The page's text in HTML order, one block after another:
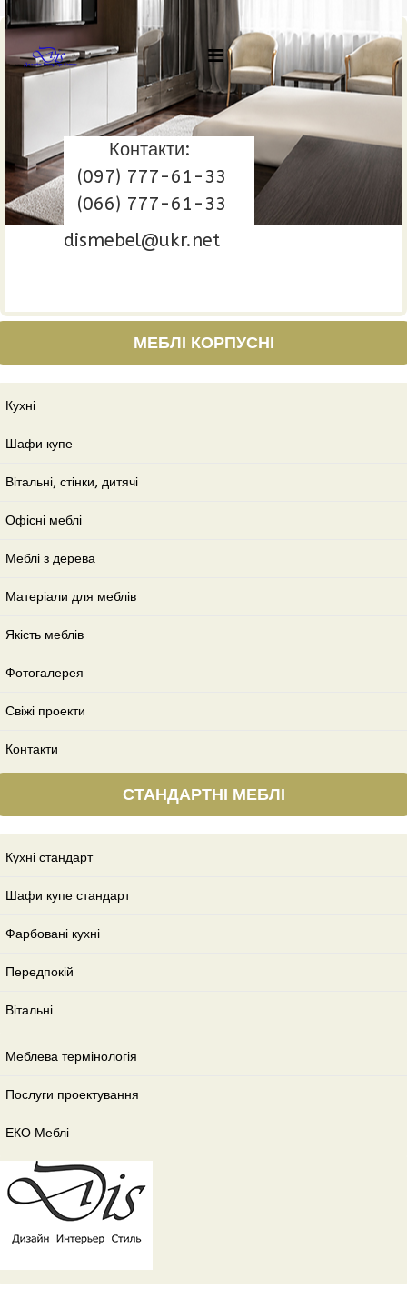
Контакти:
(097) 777-61-33
(066) 777-61-33
dismebel@ukr.net
МЕБЛІ КОРПУСНІ
Кухні
Шафи купе
Вітальні, стінки, дитячі
Офісні меблі
Меблі з дерева
Матеріали для меблів
Якість меблів
Фотогалерея
Свіжі проекти
Контакти
СТАНДАРТНІ МЕБЛІ
Кухні стандарт
Шафи купе стандарт
Фарбовані кухні
Передпокій
Вітальні
Меблева термінологія
Послуги проектування
ЕКО Меблі